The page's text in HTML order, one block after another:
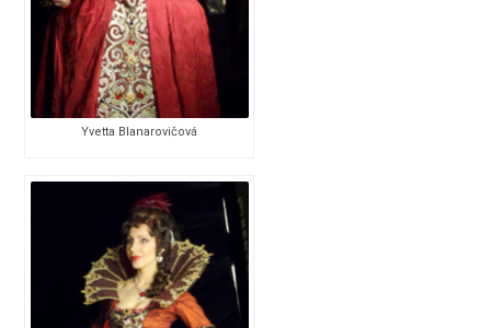
Yvetta Blanarovičová